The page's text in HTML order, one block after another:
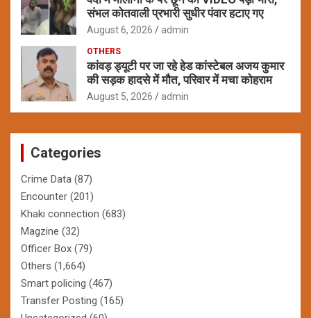
संभल कोतवाली प्रभारी सुधीर पंवार हटाए गए
August 6, 2026 admin
OTHERS
कांवड़ ड्यूटी पर जा रहे हेड कांस्टेबल अजय कुमार
की सड़क हादसे में मौत, परिवार में मचा कोहराम
August 5, 2026 admin
Categories
Crime Data (87)
Encounter (201)
Khaki connection (683)
Magzine (32)
Officer Box (79)
Others (1,664)
Smart policing (467)
Transfer Posting (165)